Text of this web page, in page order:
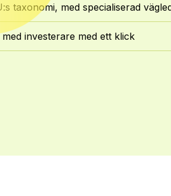
taxonomi, med specialiserad
med investerare med ett klick